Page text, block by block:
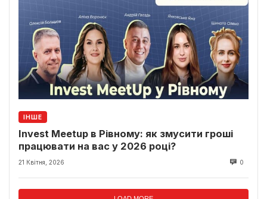
ІНШЕ
Invest Meetup в Рівному: як змусити гроші
працювати на вас у 2026 році?
21 Квітня, 2026 0